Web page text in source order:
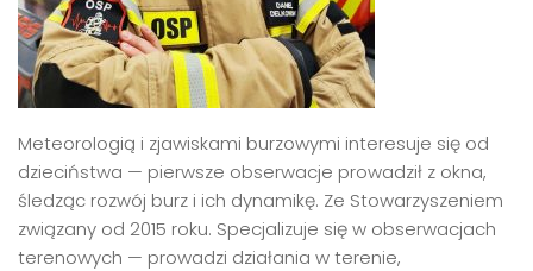
Meteorologią i zjawiskami burzowymi interesuje się od
dzieciństwa — pierwsze obserwacje prowadził z okna,
śledząc rozwój burz i ich dynamikę. Ze Stowarzyszeniem
związany od 2015 roku. Specjalizuje się w obserwacjach
terenowych — prowadzi działania w terenie,